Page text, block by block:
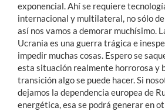
exponencial. Ahí se requiere
internacional y multilateral, no sólo de
así nos vamos a demorar muchísimo.
Ucrania es una guerra trágica e
impedir muchas cosas. Espero se
esta situación realmente horrorosa y
transición algo se puede hacer. Si
dejamos la dependencia europea de
energética, esa se podrá generar en